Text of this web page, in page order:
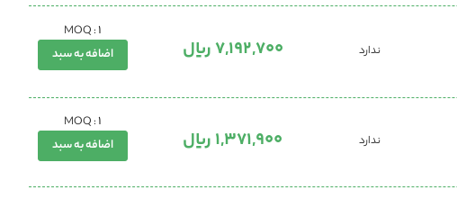
ندارد 7,192,700 ریال
MOQ : 1
اضافه به سبد
ندارد 1,371,900 ریال
MOQ : 1
اضافه به سبد